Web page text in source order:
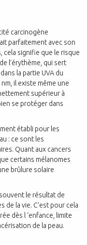
carcinogène
parfaitement avec son
cela signifie que le risque
l’érythème, qui sert
la partie UVA du
il existe même une
supérieur à
se protéger dans
établi pour les
: ce sont les
Quant aux cancers
certains mélanomes
brûlure solaire
le résultat de
de la vie. C’est pour cela
dès l ‘enfance, limite
de la peau.